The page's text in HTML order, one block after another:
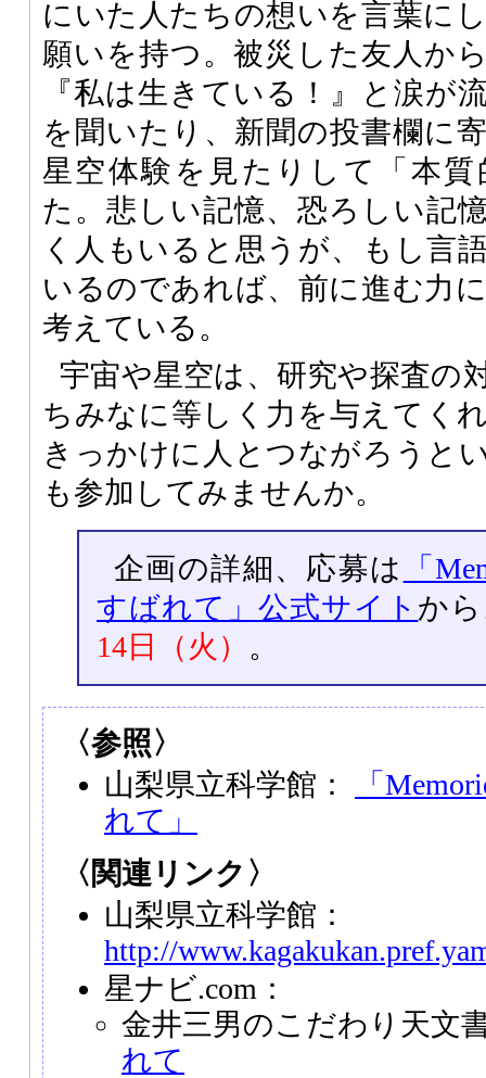
にいた人たちの想いを言葉に
願いを持つ。被災した友人か
『私は生きている！』と涙が
を聞いたり、新聞の投書欄に
星空体験を見たりして「本
た。悲しい記憶、恐ろしい記
く人もいると思うが、もし言
いるのであれば、前に進む力
考えている。
宇宙や星空は、研究や探査の
ちみなに等しく力を与えてく
きっかけに人とつながろうと
も参加してみませんか。
企画の詳細、応募は
「
すばれて」公式サイト か
14日（火） 。
〈参照〉
山梨県立科学館：
「
れて」
〈関連リンク〉
山梨県立科学館：
http://
星ナビ.com：
金井三男のこだわり天文
れて